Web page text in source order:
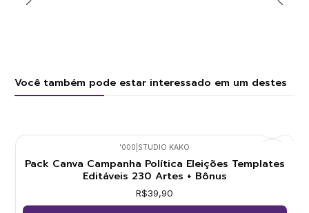
Você também pode estar interessado em um destes
'000 STUDIO KAKO
Pack Canva Campanha Política Eleições Templates
Editáveis 230 Artes + Bônus
R$39,90